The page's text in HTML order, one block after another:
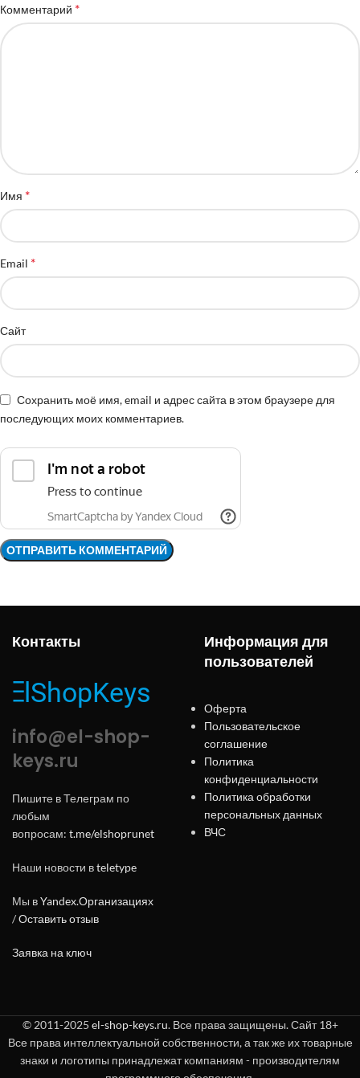
Комментарий *
Имя *
Email *
Сайт
Сохранить моё имя, email и адрес сайта в этом браузере для
последующих моих комментариев.
Контакты
info@el-shop-
keys.ru
Пишите в Телеграм по
любым
вопросам: t.me/elshoprunet
Наши новости вteletype
Мы вYandex.Организациях
/Оставить отзыв
Заявка на ключ
Информация для
пользователей
Оферта
Пользовательское
соглашение
Политика
конфиденциальности
Политика обработки
персональных данных
ВЧС
© 2011-2025 el-shop-keys.ru. Все права защищены. Сайт 18+
Все права интеллектуальной собственности, а так же их товарные
знаки и логотипы принадлежат компаниям - производителям